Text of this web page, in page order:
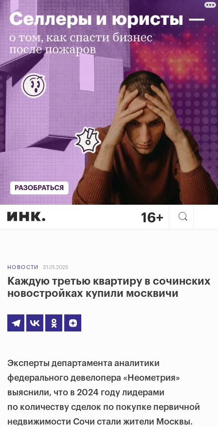
НОВОСТИ 31.01.2025
Каждую третью квартиру в сочинских
новостройках купили москвичи
Эксперты департамента аналитики
федерального девелопера «Неометрия»
выяснили, что в 2024 году лидерами
по количеству сделок по покупке первичной
недвижимости Сочи стали жители Москвы.